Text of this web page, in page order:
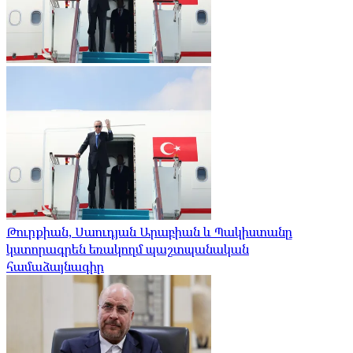
Թուրքիան, Սաուդյան Արաբիան և Պակիստանը
կստորագրեն եռակողմ պաշտպանական
համաձայնագիր